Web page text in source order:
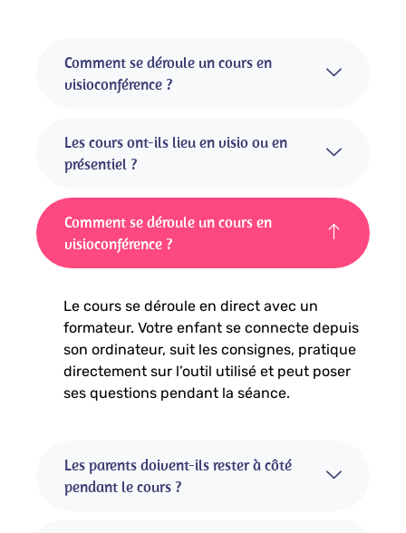
Comment se déroule un cours en
visioconférence ?
Les cours ont-ils lieu en visio ou en
présentiel ?
Comment se déroule un cours en
visioconférence ?
Le cours se déroule en direct avec un
formateur. Votre enfant se connecte depuis
son ordinateur, suit les consignes, pratique
directement sur l’outil utilisé et peut poser
ses questions pendant la séance.
Les parents doivent-ils rester à côté
pendant le cours ?